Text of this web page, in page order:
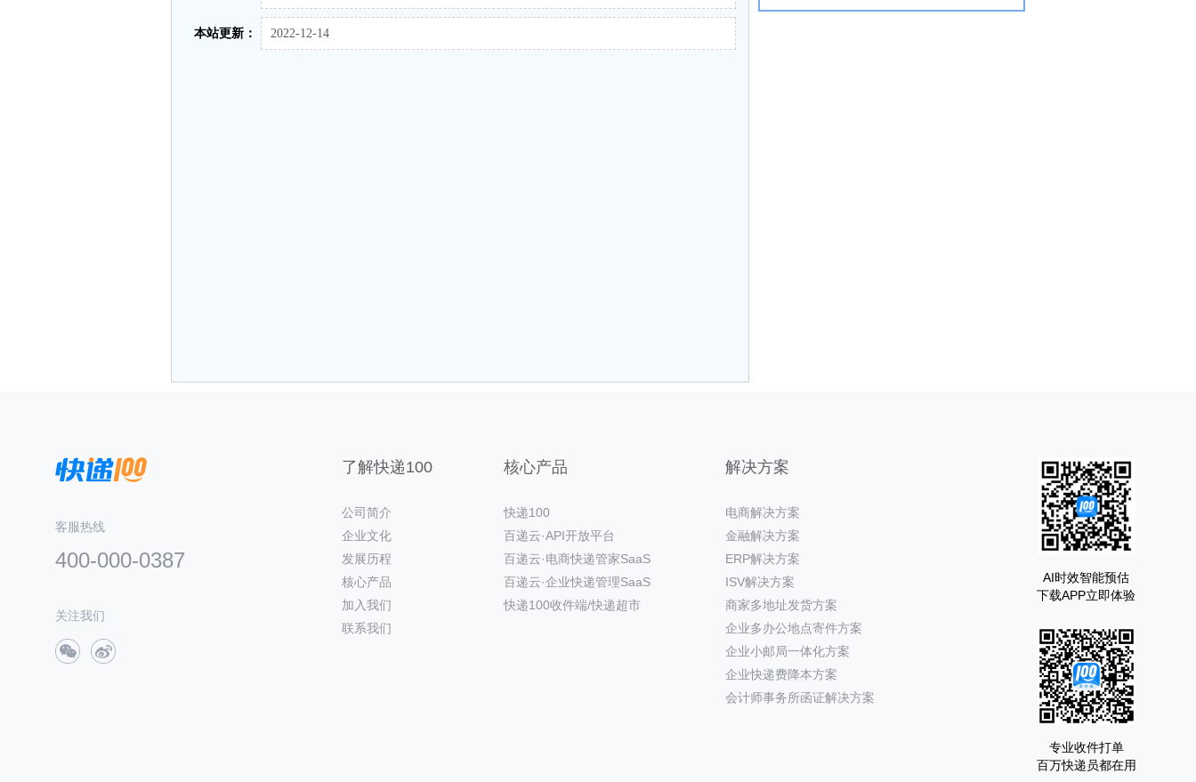
本站更新： 2022-12-14
客服热线
400-000-0387
关注我们
了解快递100
公司简介
企业文化
发展历程
核心产品
加入我们
联系我们
核心产品
快递100
百递云·API开放平台
百递云·电商快递管家SaaS
百递云·企业快递管理SaaS
快递100收件端/快递超市
解决方案
电商解决方案
金融解决方案
ERP解决方案
ISV解决方案
商家多地址发货方案
企业多办公地点寄件方案
企业小邮局一体化方案
企业快递费降本方案
会计师事务所函证解决方案
AI时效智能预估
下载APP立即体验
专业收件打单
百万快递员都在用